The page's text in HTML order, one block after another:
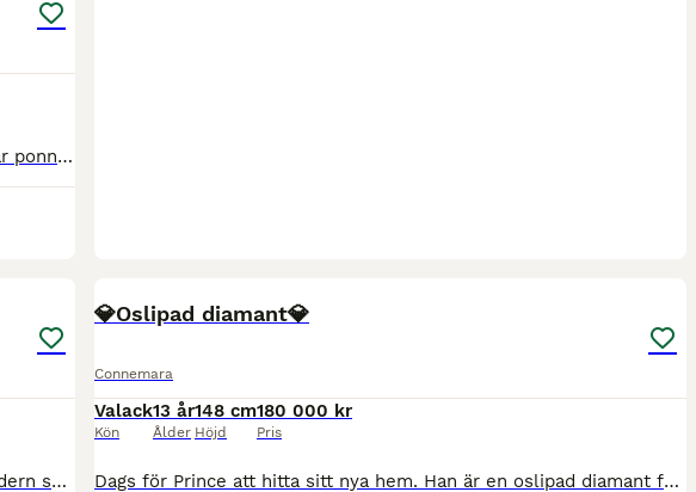
Fantastisk stor och mäktig D-ponny med mycket power. Kär ponny som tyvärr blir urväxt nu. Fina resultat i P80, klar för P90. Går som en maskin i terrängen, felfri på hinder i alla sina starter. Otitti
Ett riktigt flott hingstföl med massor av utstrålning och modern sporthästtyp. Tre mycket bra gångarter, fyra vita ben, stor bläs och bukfläck. Beräknas bli ca 170 cm. e. JJ Toodle-oo u. Droom’s Jul
💎Oslipad diamant💎
Connemara
Valack
Kön
13 år
Ålder
148 cm
Höjd
180 000 kr
Pris
Dags för Prince att hitta sitt nya hem. Han är en oslipad diamant för valfri gren, denna killen. Connemaravalack född 2013, 148 cm. Han söker efter en ryttare med stabil sits, god balans och gärna e